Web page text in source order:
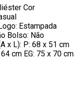
Cor
Estampada
Bolso: Não
x L): P: 68 x 51 cm
cm EG: 75 x 70 cm